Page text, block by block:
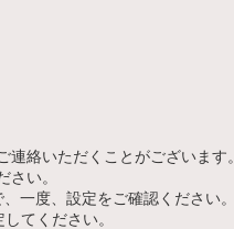
絡いただくことがございます。
い。
一度、設定をご確認ください。
てください。